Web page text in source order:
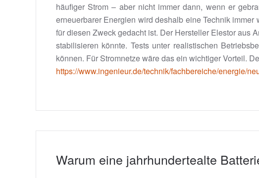
häufiger Strom – aber nicht immer dann, wenn er
erneuerbarer Energien wird deshalb eine Technik
für diesen Zweck gedacht ist. Der Hersteller Elestor aus
stabilisieren könnte. Tests unter realistischen
können. Für Stromnetze wäre das ein wichtiger Vorteil.
https://www.ingenieur.de/technik/fachbereiche/energie/
Warum eine jahrhundertealte